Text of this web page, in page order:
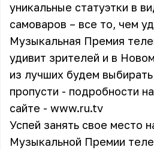
уникальные статуэтки в
самоваров – все то, чем
Музыкальная Премия
удивит зрителей и в
из лучших будем
пропусти - подробности
сайте - www.ru.tv
Успей занять свое место
Музыкальной Премии